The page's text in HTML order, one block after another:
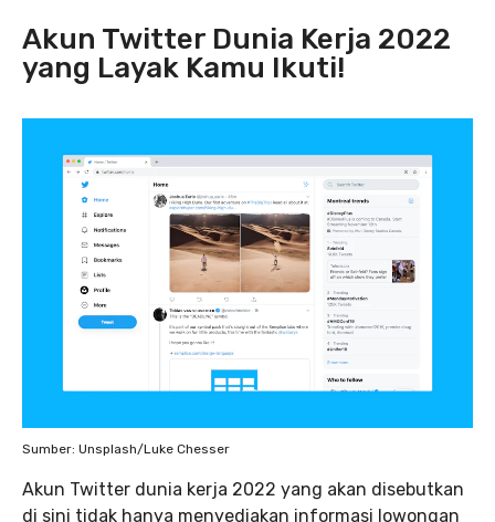
Akun Twitter Dunia Kerja 2022
yang Layak Kamu Ikuti!
Sumber: Unsplash/Luke Chesser
Akun Twitter dunia kerja 2022 yang akan disebutkan
di sini tidak hanya menyediakan informasi lowongan